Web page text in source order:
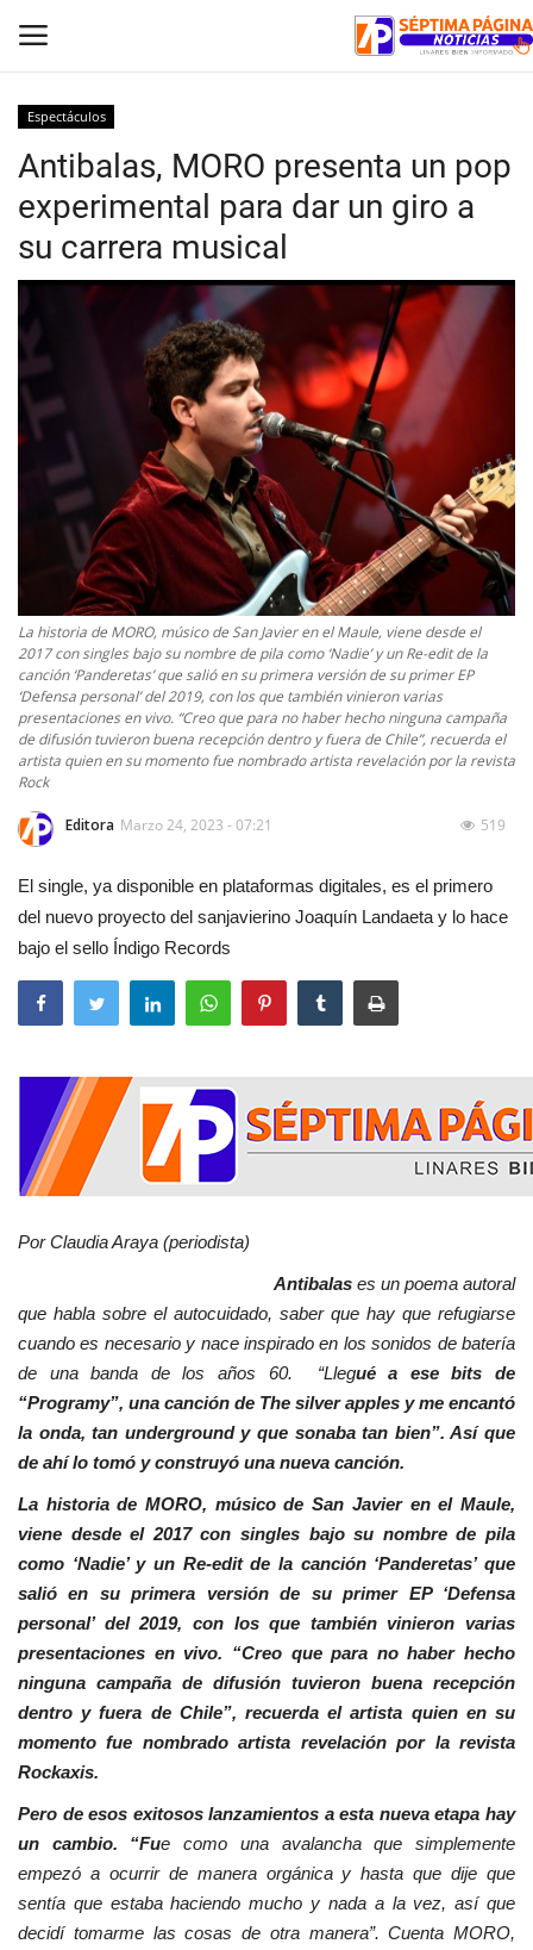
Inicio
Crónica
Policial
Tribunales
Deporte
Política
Espectáculos
Espectáculos
Antibalas, MORO presenta un pop
experimental para dar un giro a
su carrera musical
La historia de MORO, músico de San Javier en el Maule, viene desde el
2017 con singles bajo su nombre de pila como ‘Nadie’ y un Re-edit de la
canción ‘Panderetas’ que salió en su primera versión de su primer EP
‘Defensa personal’ del 2019, con los que también vinieron varias
presentaciones en vivo. “Creo que para no haber hecho ninguna campaña
de difusión tuvieron buena recepción dentro y fuera de Chile”, recuerda el
artista quien en su momento fue nombrado artista revelación por la revista
Rock
Editora Marzo 24, 2023 - 07:21 519
El single, ya disponible en plataformas digitales, es el primero
del nuevo proyecto del sanjavierino Joaquín Landaeta y lo hace
bajo el sello Índigo Records
Por Claudia Araya (periodista)
Antibalas es un poema autoral
que habla sobre el autocuidado, saber que hay que refugiarse
cuando es necesario y nace inspirado en los sonidos de batería
de una banda de los años 60. “Llegué a ese bits de
“Programy”, una canción de The silver apples y me encantó
la onda, tan underground y que sonaba tan bien”. Así que
de ahí lo tomó y construyó una nueva canción.
La historia de MORO, músico de San Javier en el Maule,
viene desde el 2017 con singles bajo su nombre de pila
como ‘Nadie’ y un Re-edit de la canción ‘Panderetas’ que
salió en su primera versión de su primer EP ‘Defensa
personal’ del 2019, con los que también vinieron varias
presentaciones en vivo. “Creo que para no haber hecho
ninguna campaña de difusión tuvieron buena recepción
dentro y fuera de Chile”, recuerda el artista quien en su
momento fue nombrado artista revelación por la revista
Rockaxis.
Pero de esos exitosos lanzamientos a esta nueva etapa hay
un cambio. “Fue como una avalancha que simplemente
empezó a ocurrir de manera orgánica y hasta que dije que
sentía que estaba haciendo mucho y nada a la vez, así que
decidí tomarme las cosas de otra manera”. Cuenta MORO,